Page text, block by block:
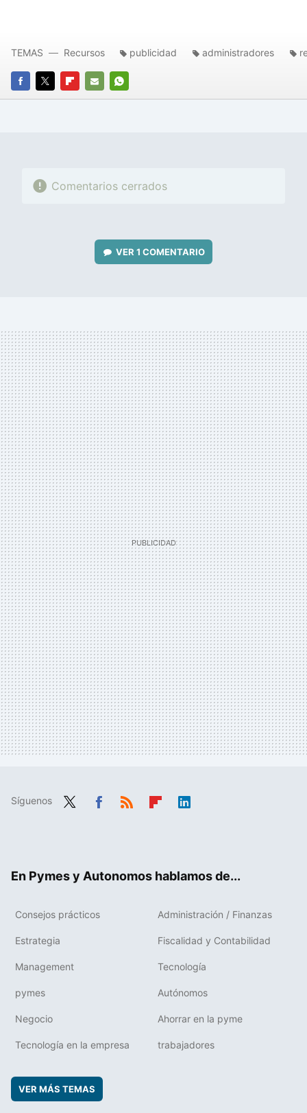
FACEBOOK
TWITTERFLIPBOARD
E-
WHATSAPP
TEMAS Recursos publicidad administradores
Comentarios cerrados
VER 1 COMENTARIO
Síguenos
En Pymes y Autonomos hablamos de...
Consejos prácticos Administración / Finanzas
Estrategia Fiscalidad y Contabilidad
Management Tecnología
pymes Autónomos
Negocio Ahorrar en la pyme
Tecnología en la empresa trabajadores
VER MÁS TEMAS